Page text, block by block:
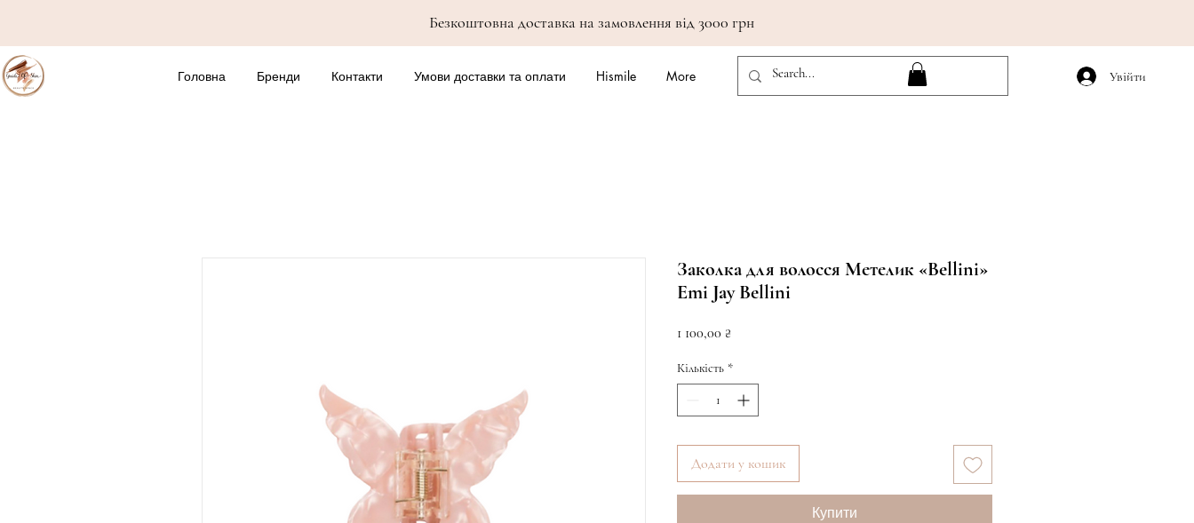
Безкоштовна доставка на замовлення від 3000 грн
Головна Бренди Контакти Умови доставки та оплати Hismile More Увійти
Заколка для волосся Метелик «Bellini»
Emi Jay Bellini
1 100,00 ₴
Кількість *
Додати у кошик
Купити